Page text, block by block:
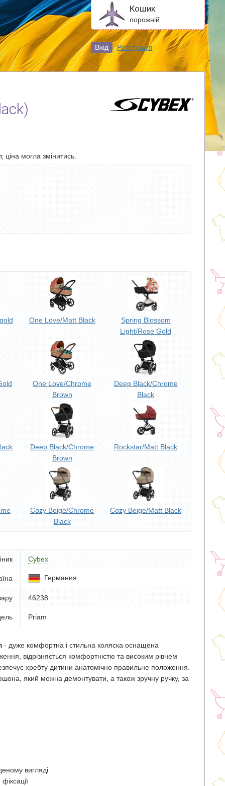
Кошик
порожній
Вхід Реєстрація
могла змінитись.
One Love/Matt Black
Spring Blossom
Light/Rose Gold
One Love/Chrome
Brown
Deep Black/Chrome
Black
Deep Black/Chrome
Brown
Rockstar/Matt Black
Cozy Beige/Chrome
Black
Cozy Beige/Matt Black
Cybex
Германия
46238
Priam
- дуже комфортна і стильна коляска оснащена
відрізняється комфортністю та високим рівнем
хребту дитини анатомічно правильне положення.
який можна демонтувати, а також зручну ручку, за
вигляді